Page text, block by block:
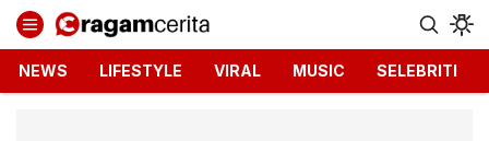
Ragamcerita.com
Informasi Terbaru dan Terkini
NEWS LIFESTYLE VIRAL MUSIC SELEBRITI